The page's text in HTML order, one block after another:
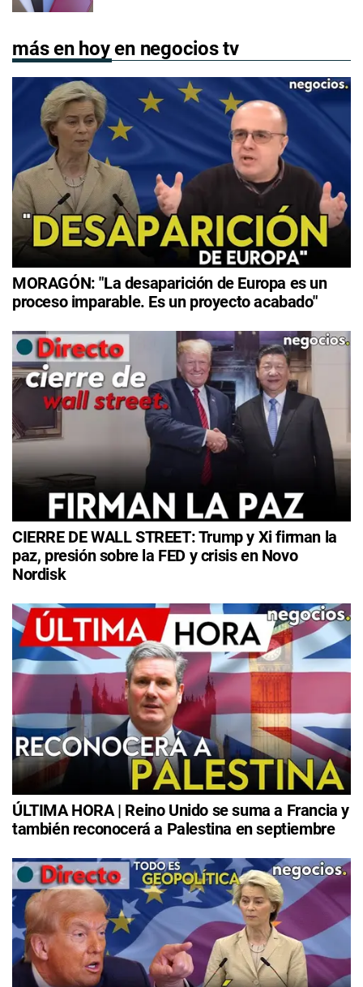
más en hoy en negocios tv
MORAGÓN: "La desaparición de Europa es un
proceso imparable. Es un proyecto acabado"
CIERRE DE WALL STREET: Trump y Xi firman la
paz, presión sobre la FED y crisis en Novo
Nordisk
ÚLTIMA HORA | Reino Unido se suma a Francia y
también reconocerá a Palestina en septiembre